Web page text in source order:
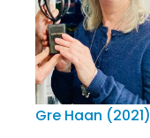
Gre Haan (2021)